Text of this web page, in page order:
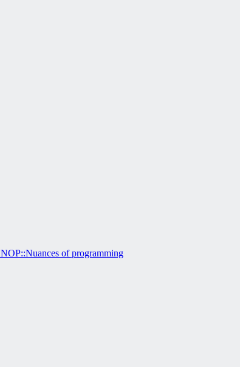
NOP::Nuances of programming